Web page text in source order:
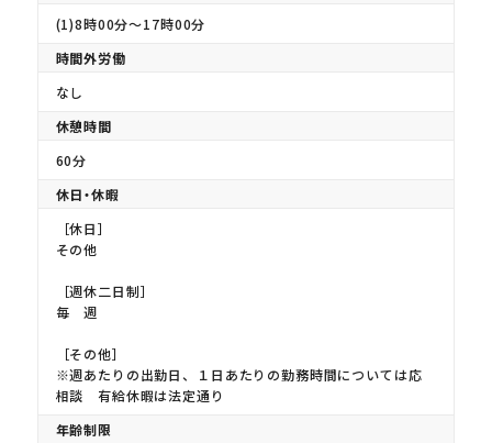
(1)8時00分〜17時00分
時間外労働
なし
休憩時間
60分
休日・休暇
［休日］
その他
［週休二日制］
毎 週
［その他］
※週あたりの出勤日、１日あたりの勤務時間については応
相談 有給休暇は法定通り
年齢制限